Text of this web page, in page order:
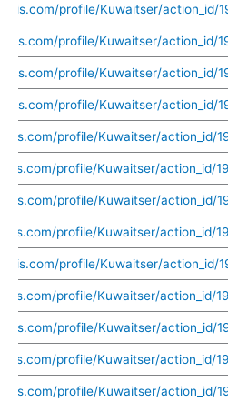
profile/Kuwaitser/action_id/
profile/Kuwaitser/action_id/
profile/Kuwaitser/action_id/
profile/Kuwaitser/action_id/
profile/Kuwaitser/action_id/
profile/Kuwaitser/action_id/
profile/Kuwaitser/action_id/
profile/Kuwaitser/action_id/
profile/Kuwaitser/action_id/
profile/Kuwaitser/action_id/
profile/Kuwaitser/action_id/
profile/Kuwaitser/action_id/
profile/Kuwaitser/action_id/